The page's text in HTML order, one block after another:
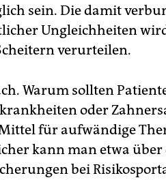
sein. Die damit
Ungleichheiten
verurteilen.
Warum sollten
oder
für aufwändige
kann man etwa
bei